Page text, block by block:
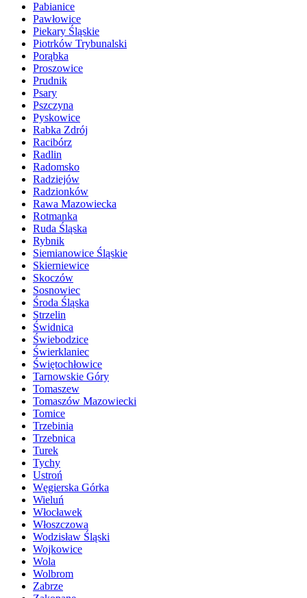
Pabianice
Pawłowice
Piekary Śląskie
Piotrków Trybunalski
Porąbka
Proszowice
Prudnik
Psary
Pszczyna
Pyskowice
Rabka Zdrój
Racibórz
Radlin
Radomsko
Radziejów
Radzionków
Rawa Mazowiecka
Rotmanka
Ruda Śląska
Rybnik
Siemianowice Śląskie
Skierniewice
Skoczów
Sosnowiec
Środa Śląska
Strzelin
Świdnica
Świebodzice
Świerklaniec
Świętochłowice
Tarnowskie Góry
Tomaszew
Tomaszów Mazowiecki
Tomice
Trzebinia
Trzebnica
Turek
Tychy
Ustroń
Węgierska Górka
Wieluń
Włocławek
Włoszczowa
Wodzisław Śląski
Wojkowice
Wola
Wolbrom
Zabrze